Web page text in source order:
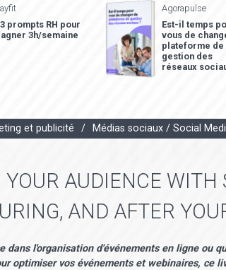
prompts RH pour
3h/semaine
Agorapulse
Est-il temps
vous de
plateforme de
gestion des
réseaux
et publicité / Médias sociaux / Social
YOUR AUDIENCE WITH
AND AFTER
dans l'organisation d'événements en ligne ou
optimiser vos événements et webinaires, ce